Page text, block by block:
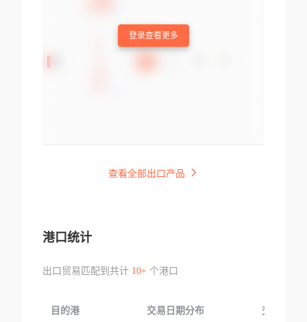
登录查看更多
查看全部出口产品
港口统计
出口贸易匹配到共计 10+个港口
目的港 交易日期分布 交易产品